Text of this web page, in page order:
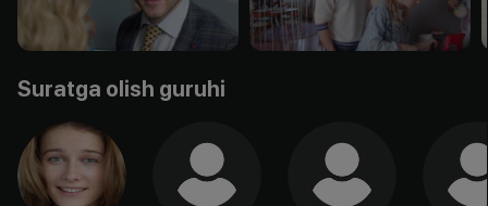
Suratga olish guruhi